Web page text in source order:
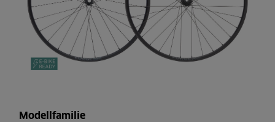
Modellfamilie